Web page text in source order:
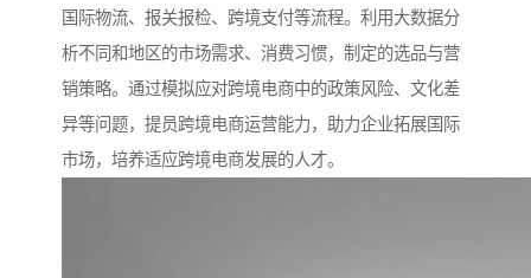
国际物流、报关报检、跨境支付等流程。利用大数据分
析不同和地区的市场需求、消费习惯，制定的选品与营
销策略。通过模拟应对跨境电商中的政策风险、文化差
异等问题，提员跨境电商运营能力，助力企业拓展国际
市场，培养适应跨境电商发展的人才。​